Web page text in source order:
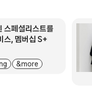
& more
스페셜리스트를
스, 멤버십 S+